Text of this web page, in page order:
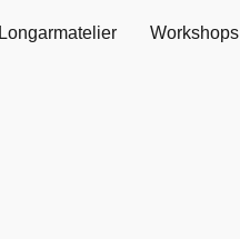
Longarmatelier Workshops